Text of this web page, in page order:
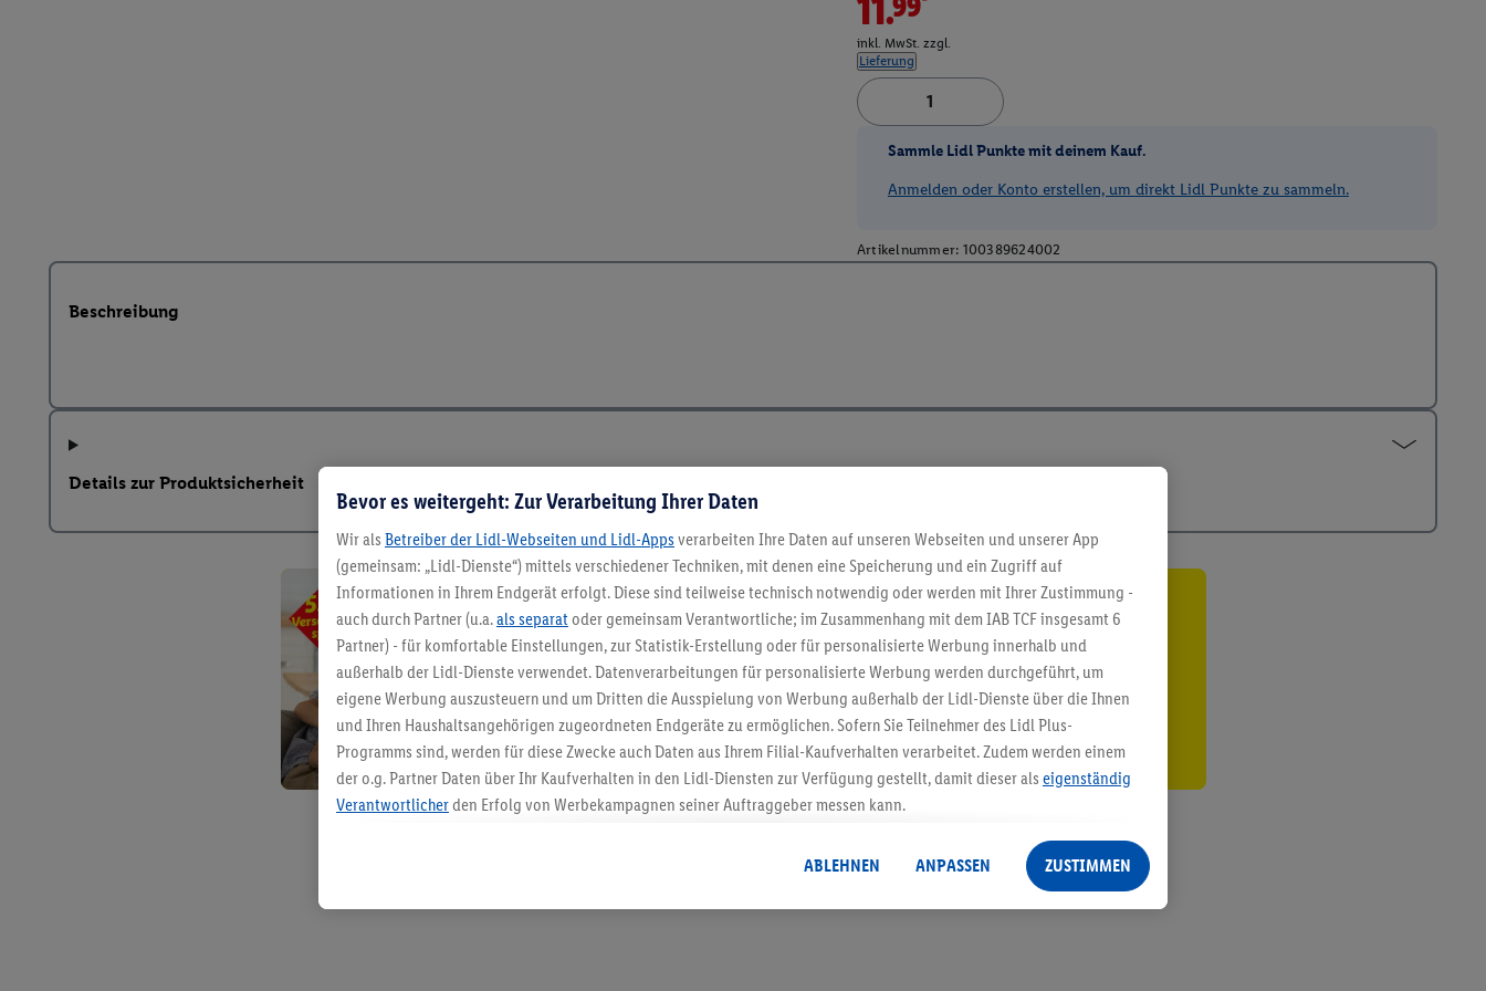
11.99*
inkl. MwSt. zzgl.
Lieferung
Sammle Lidl Punkte mit deinem Kauf.
Anmelden oder Konto erstellen, um direkt Lidl Punkte zu sammeln.
Artikelnummer: 100389624002
Beschreibung
Details zur Produktsicherheit
5.95 € Versand sparen³²ᵃ
Jetzt zum Newsletter anmelden
Gutschein sichern!
Bevor es weitergeht: Zur Verarbeitung Ihrer Daten
Wir als Betreiber der Lidl-Webseiten und Lidl-Apps verarbeiten Ihre Daten auf unseren Webseiten und unserer App
(gemeinsam: „Lidl-Dienste“) mittels verschiedener Techniken, mit denen eine Speicherung und ein Zugriff auf
Informationen in Ihrem Endgerät erfolgt. Diese sind teilweise technisch notwendig oder werden mit Ihrer Zustimmung -
auch durch Partner (u.a.als separat oder gemeinsam Verantwortliche; im Zusammenhang mit dem IAB TCF insgesamt 6
Partner) - für komfortable Einstellungen, zur Statistik-Erstellung oder für personalisierte Werbung innerhalb und
außerhalb der Lidl-Dienste verwendet. Datenverarbeitungen für personalisierte Werbung werden durchgeführt, um
eigene Werbung auszusteuern und um Dritten die Ausspielung von Werbung außerhalb der Lidl-Dienste über die Ihnen
und Ihren Haushaltsangehörigen zugeordneten Endgeräte zu ermöglichen. Sofern Sie Teilnehmer des Lidl Plus-
Programms sind, werden für diese Zwecke auch Daten aus Ihrem Filial-Kaufverhalten verarbeitet. Zudem werden einem
der o.g. Partner Daten über Ihr Kaufverhalten in den Lidl-Diensten zur Verfügung gestellt, damit dieser als eigenständig
Verantwortlicherden Erfolg von Werbekampagnen seiner Auftraggeber messen kann.
angereicherten Profilen. Dies umfasst die Zusammenführung von Daten (z.B. über Ihre Nutzung der Lidl-Dienste, Ihr
Kaufverhalten in den Lidl-Diensten, Informationen aus Ihrem Kundenkonto - z.B. Alter oder Geschlecht - sowie Ihre
genauen Standortdaten) auch über verschiedene Endgeräte und Lidl-Dienste hinweg einschließlich dem Speichern von
ABLEHNEN ANPASSEN ZUSTIMMEN